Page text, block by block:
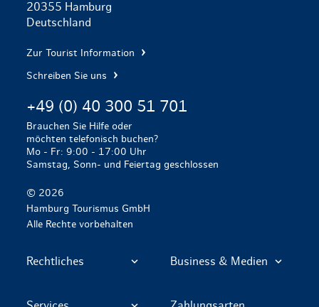
20355 Hamburg
Deutschland
Zur Tourist Information
Schreiben Sie uns
+49 (0) 40 300 51 701
Brauchen Sie Hilfe oder
möchten telefonisch buchen?
Mo - Fr: 9:00 - 17:00 Uhr
Samstag, Sonn- und Feiertag geschlossen
© 2026
Hamburg Tourismus GmbH
Alle Rechte vorbehalten
Rechtliches Business & Medien